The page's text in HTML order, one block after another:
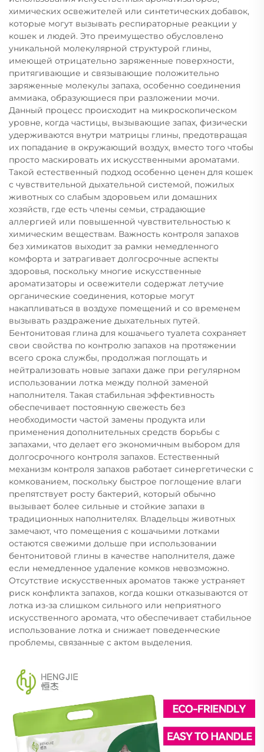
химических освежителей или синтетических добавок,
которые могут вызывать респираторные реакции у
кошек и людей. Это преимущество обусловлено
уникальной молекулярной структурой глины,
имеющей отрицательно заряженные поверхности,
притягивающие и связывающие положительно
заряженные молекулы запаха, особенно соединения
аммиака, образующиеся при разложении мочи.
Данный процесс происходит на микроскопическом
уровне, когда частицы, вызывающие запах, физически
удерживаются внутри матрицы глины, предотвращая
их попадание в окружающий воздух, вместо того чтобы
просто маскировать их искусственными ароматами.
Такой естественный подход особенно ценен для кошек
с чувствительной дыхательной системой, пожилых
животных со слабым здоровьем или домашних
хозяйств, где есть члены семьи, страдающие
аллергией или повышенной чувствительностью к
химическим веществам. Важность контроля запахов
без химикатов выходит за рамки немедленного
комфорта и затрагивает долгосрочные аспекты
здоровья, поскольку многие искусственные
ароматизаторы и освежители содержат летучие
органические соединения, которые могут
накапливаться в воздухе помещений и со временем
вызывать раздражение дыхательных путей.
Бентонитовая глина для кошачьего туалета сохраняет
свои свойства по контролю запахов на протяжении
всего срока службы, продолжая поглощать и
нейтрализовать новые запахи даже при регулярном
использовании лотка между полной заменой
наполнителя. Такая стабильная эффективность
обеспечивает постоянную свежесть без
необходимости частой замены продукта или
применения дополнительных средств борьбы с
запахами, что делает его экономичным выбором для
долгосрочного контроля запахов. Естественный
механизм контроля запахов работает синергетически с
комкованием, поскольку быстрое поглощение влаги
препятствует росту бактерий, который обычно
вызывает более сильные и стойкие запахи в
традиционных наполнителях. Владельцы животных
замечают, что помещения с кошачьими лотками
остаются свежими дольше при использовании
бентонитовой глины в качестве наполнителя, даже
если немедленное удаление комков невозможно.
Отсутствие искусственных ароматов также устраняет
риск конфликта запахов, когда кошки отказываются от
лотка из-за слишком сильного или неприятного
искусственного аромата, что обеспечивает стабильное
использование лотка и снижает поведенческие
проблемы, связанные с актом выделения.